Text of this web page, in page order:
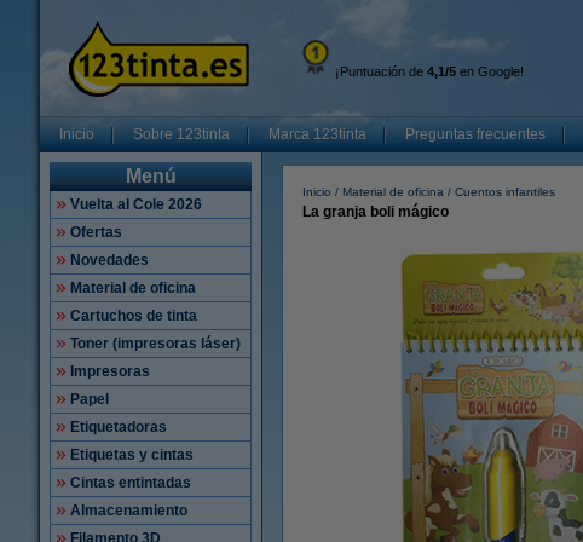
¡Puntuación de 4,1/5 en Google!
Inicio Sobre 123tinta Marca 123tinta Preguntas frecuentes
Menú
Vuelta al Cole 2026
Ofertas
Novedades
Material de oficina
Cartuchos de tinta
Toner (impresoras láser)
Impresoras
Papel
Etiquetadoras
Etiquetas y cintas
Cintas entintadas
Almacenamiento
Filamento 3D
Inicio Material de oficina Cuentos infantiles
La granja boli mágico